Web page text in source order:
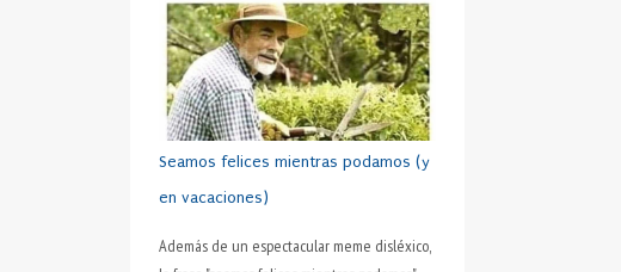
SHAKESPEARE 35 DINERO 35
CRISTIANISMO 34 HUMANO 34
PRUDENCIA 34 METÁFORA 33
32 ADOLESCENTE 31
HOMBRES 31
Seamos felices mientras podamos (y
en vacaciones)
Además de un espectacular meme disléxico,